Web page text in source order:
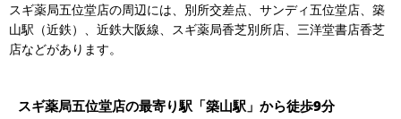
スギ薬局五位堂店の周辺には、別所交差点、サンディ五位堂店、築
山駅（近鉄）、近鉄大阪線、スギ薬局香芝別所店、三洋堂書店香芝
店などがあります。
スギ薬局五位堂店の最寄り駅「築山駅」から徒歩9分